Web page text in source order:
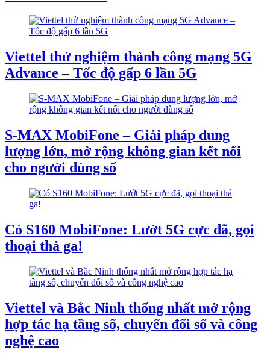
Viettel thử nghiệm thành công mạng 5G
Advance – Tốc độ gấp 6 lần 5G
S-MAX MobiFone – Giải pháp dung
lượng lớn, mở rộng không gian kết nối
cho người dùng số
Có S160 MobiFone: Lướt 5G cực đã, gọi
thoại thả ga!
Viettel và Bắc Ninh thống nhất mở rộng
hợp tác hạ tầng số, chuyển đổi số và công
nghệ cao